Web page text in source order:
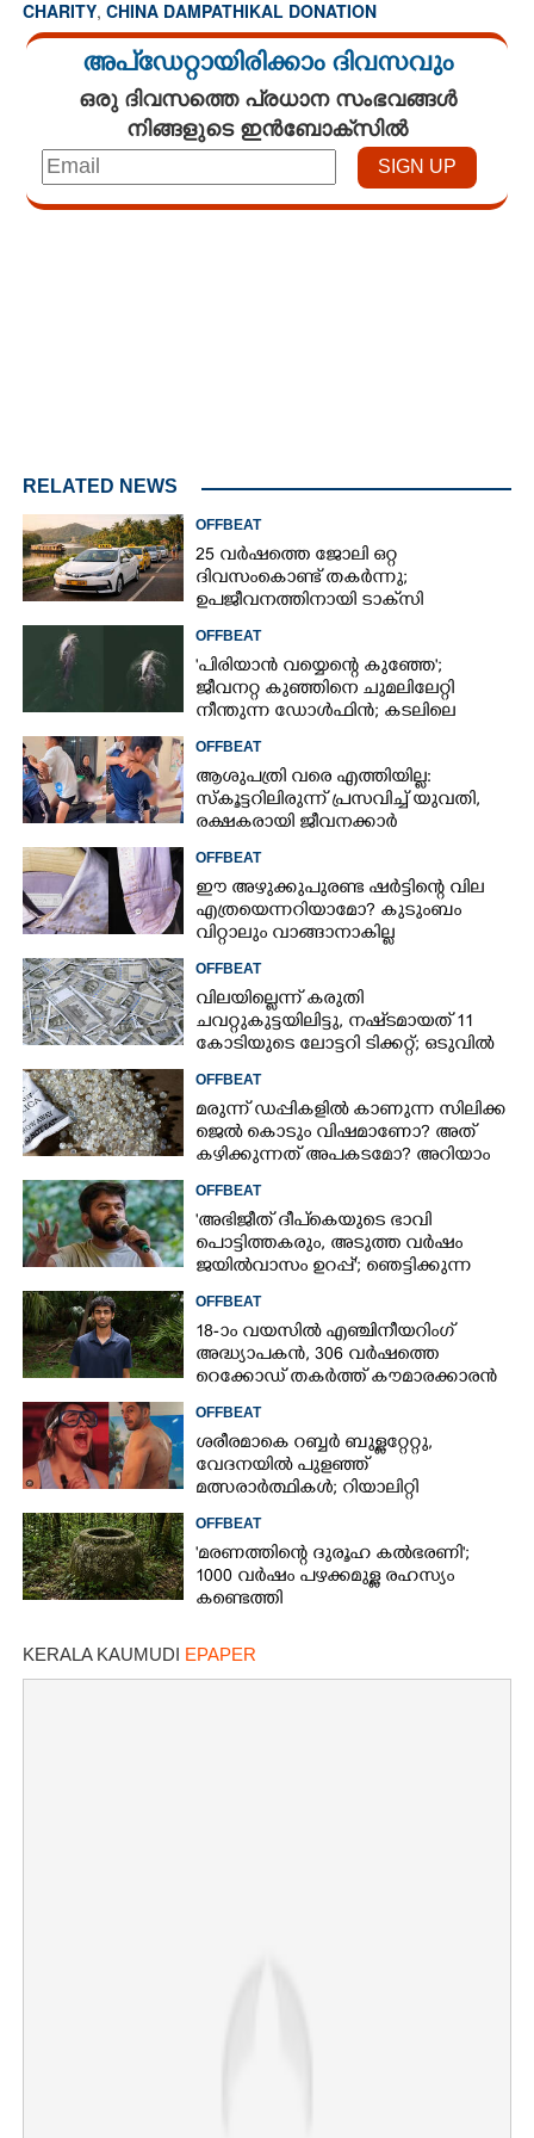
CHARITY, CHINA DAMPATHIKAL DONATION
അപ്ഡേറ്റായിരിക്കാം ദിവസവും
ഒരു ദിവസത്തെ പ്രധാന സംഭവങ്ങൾ
നിങ്ങളുടെ ഇൻബോക്സിൽ
RELATED NEWS
OFFBEAT
25 വർഷത്തെ ജോലി ഒറ്റ
ദിവസംകൊണ്ട് തകർന്നു;
ഉപജീവനത്തിനായി ടാക്‌സി
യുവതി
OFFBEAT
'പിരിയാൻ വയ്യെന്റെ കുഞ്ഞേ';
ജീവനറ്റ കുഞ്ഞിനെ ചുമലിലേറ്റി
നീന്തുന്ന ഡോൾഫിൻ; കടലിലെ
OFFBEAT
ആശുപത്രി വരെ എത്തിയില്ല:
സ്കൂട്ടറിലിരുന്ന് പ്രസവിച്ച് യുവതി,
രക്ഷകരായി ജീവനക്കാർ
OFFBEAT
ഈ അഴുക്കുപുരണ്ട ഷർട്ടിന്റെ വില
എത്രയെന്നറിയാമോ? കുടുംബം
വിറ്റാലും വാങ്ങാനാകില്ല
OFFBEAT
വിലയില്ലെന്ന് കരുതി
ചവറ്റുകുട്ടയിലിട്ടു, നഷ്‌ടമായത് 11
കോടിയുടെ ലോട്ടറി ടിക്കറ്റ്; ഒടുവിൽ
OFFBEAT
മരുന്ന് ഡപ്പികളിൽ കാണുന്ന സിലിക്ക
ജെൽ കൊടും വിഷമാണോ? അത്
കഴിക്കുന്നത് അപകടമോ? അറിയാം
OFFBEAT
'അഭിജീത് ദീപ്‌കെയുടെ ഭാവി
പൊട്ടിത്തകരും, അടുത്ത വർഷം
ജയിൽവാസം ഉറപ്പ്'; ഞെട്ടിക്കുന്ന
OFFBEAT
18-ാം വയസിൽ എഞ്ചിനീയറിംഗ്
അദ്ധ്യാപകൻ, 306 വർഷത്തെ
റെക്കോഡ് തകർത്ത് കൗമാരക്കാരൻ
OFFBEAT
ശരീരമാകെ റബ്ബർ ബുള്ളറ്റേറ്റു,
വേദനയിൽ പുളഞ്ഞ്
മത്സരാർത്ഥികൾ; റിയാലിറ്റി
OFFBEAT
'മരണത്തിന്റെ ദുരൂഹ കൽഭരണി';
1000 വർഷം പഴക്കമുള്ള രഹസ്യം
കണ്ടെത്തി
KERALA KAUMUDI EPAPER